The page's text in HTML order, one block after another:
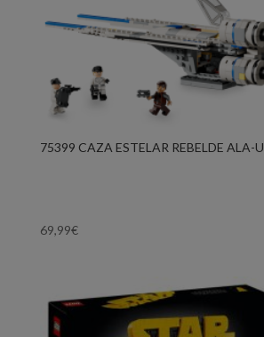
75399 CAZA ESTELAR REBELDE ALA-U
69,99€